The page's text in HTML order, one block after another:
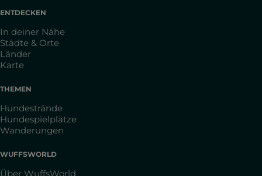
ENTDECKEN
In deiner Nähe
Städte & Orte
Länder
Karte
THEMEN
Hundestrände
Hundespielplätze
Wanderungen
WUFFSWORLD
Über WuffsWorld